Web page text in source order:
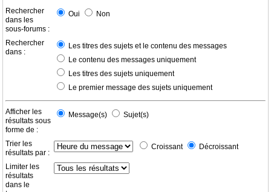
Rechercher
dans les
sous-forums :
Oui Non
Rechercher
dans :
Les titres des sujets et le contenu des messages
Le contenu des messages uniquement
Les titres des sujets uniquement
Le premier message des sujets uniquement
Afficher les
résultats sous
forme de :
Message(s) Sujet(s)
Trier les
résultats par :
Croissant Décroissant
Limiter les
résultats
dans le